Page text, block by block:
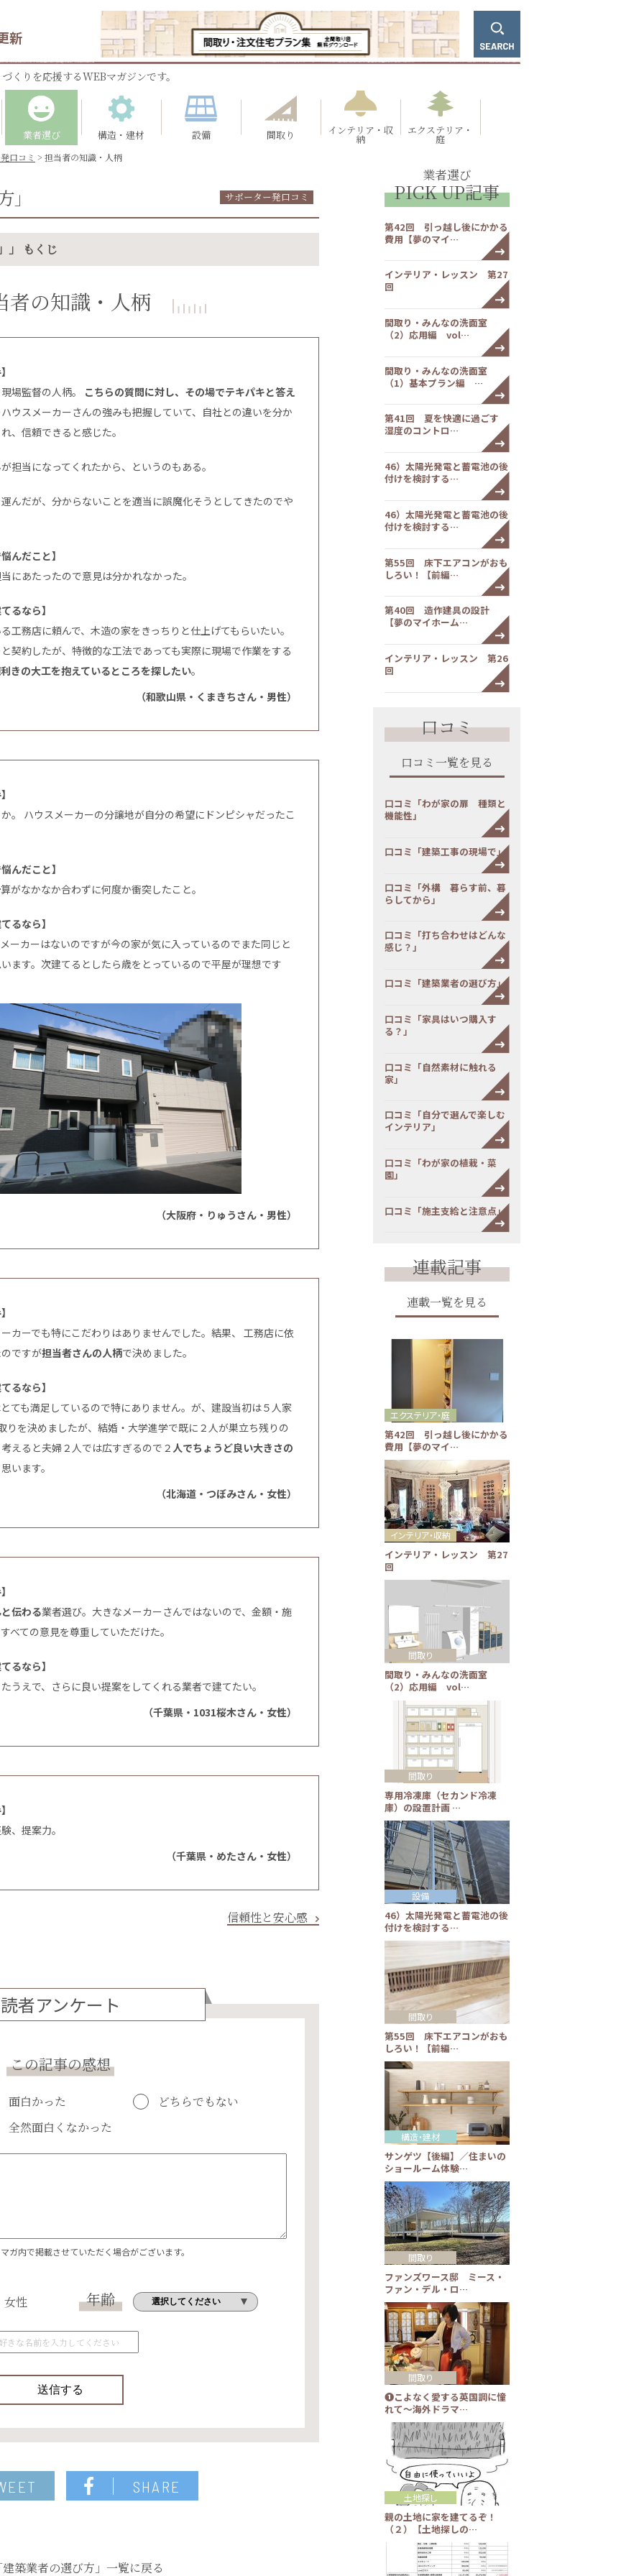
新
くりを応援するWEBマガジンです。
業者選び 構造・建材 設備 間取り インテリア・収
納
エクステリア・
庭
口コミ > 担当者の知識・人柄
サポーター発口コミ
」 もくじ
者の知識・人柄
場監督の人柄。 こちらの質問に対し、その場でテキパキと答え
ウスメーカーさんの強みも把握していて、自社との違いを分か
、信頼できると感じた。
担当になってくれたから、というのもある。
んだが、分からないことを適当に誤魔化そうとしてきたのでや
んだこと】
にあたったので意見は分かれなかった。
るなら】
工務店に頼んで、木造の家をきっちりと仕上げてもらいたい。
契約したが、特徴的な工法であっても実際に現場で作業をする
きの大工を抱えているところを探したい。
（和歌山県・くまきちさん・男性）
。 ハウスメーカーの分譲地が自分の希望にドンピシャだったこ
んだこと】
がなかなか合わずに何度か衝突したこと。
るなら】
ーカーはないのですが今の家が気に入っているのでまた同じと
ます。次建てるとしたら歳をとっているので平屋が理想です
（大阪府・りゅうさん・男性）
カーでも特にこだわりはありませんでした。結果、 工務店に依
ですが担当者さんの人柄で決めました。
るなら】
ても満足しているので特にありません。が、建設当初は５人家
りを決めましたが、結婚・大学進学で既に２人が巣立ち残りの
えると夫婦２人では広すぎるので２人でちょうど良い大きさの
います。
（北海道・つぼみさん・女性）
伝わる業者選び。大きなメーカーさんではないので、金額・施
べての意見を尊重していただけた。
るなら】
うえで、さらに良い提案をしてくれる業者で建てたい。
（千葉県・1031桜木さん・女性）
、提案力。
（千葉県・めたさん・女性）
信頼性と安心感
読者アンケート
この記事の感想
面白かった
どちらでもない
全然面白くなかった
ガ内で掲載させていただく場合がございます。
女性 年齢
SHARE
築業者の選び方」一覧に戻る
業者選び
PICK UP記事
第42回 引っ越し後にかかる
費用【夢のマイ…
インテリア・レッスン 第27
回
間取り・みんなの洗面室
（2）応用編 vol…
間取り・みんなの洗面室
（1）基本プラン編 …
第41回 夏を快適に過ごす
湿度のコントロ…
46）太陽光発電と蓄電池の後
付けを検討する…
46）太陽光発電と蓄電池の後
付けを検討する…
第55回 床下エアコンがおも
しろい！【前編…
第40回 造作建具の設計
【夢のマイホーム…
インテリア・レッスン 第26
回
口コミ
口コミ一覧を見る
口コミ「わが家の扉 種類と
機能性」
口コミ「建築工事の現場で」
口コミ「外構 暮らす前、暮
らしてから」
口コミ「打ち合わせはどんな
感じ？」
口コミ「建築業者の選び方」
口コミ「家具はいつ購入す
る？」
口コミ「自然素材に触れる
家」
口コミ「自分で選んで楽しむ
インテリア」
口コミ「わが家の植栽・菜
園」
口コミ「施主支給と注意点」
連載記事
連載一覧を見る
第42回 引っ越し後にかかる
費用【夢のマイ…
エクステリア・庭
インテリア・レッスン 第27
回
インテリア・収納
間取り・みんなの洗面室
（2）応用編 vol…
間取り
専用冷凍庫（セカンド冷凍
庫）の設置計画 …
間取り
46）太陽光発電と蓄電池の後
付けを検討する…
設備
第55回 床下エアコンがおも
しろい！【前編…
間取り
サンゲツ【後編】／住まいの
ショールーム体験…
構造・建材
ファンズワース邸 ミース・
ファン・デル・ロ…
間取り
❶こよなく愛する英国調に憧
れて～海外ドラマ…
間取り
親の土地に家を建てるぞ！
（２）【土地探しの…
土地探し